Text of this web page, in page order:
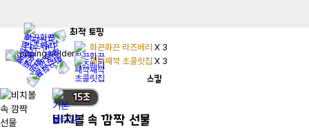
최적 토핑
화끈화끈 라즈베리 X 3
째깍째깍 초콜릿칩 X 3
스킬
15초
비치볼 속 깜짝 선물